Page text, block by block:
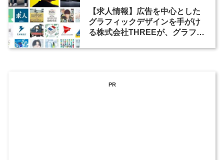
【求人情報】広告を中心とした
グラフィックデザインを手がけ
る株式会社THREEが、グラフィ
PR